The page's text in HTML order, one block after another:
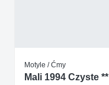
Motyle / Ćmy
Mali 1994 Czyste **